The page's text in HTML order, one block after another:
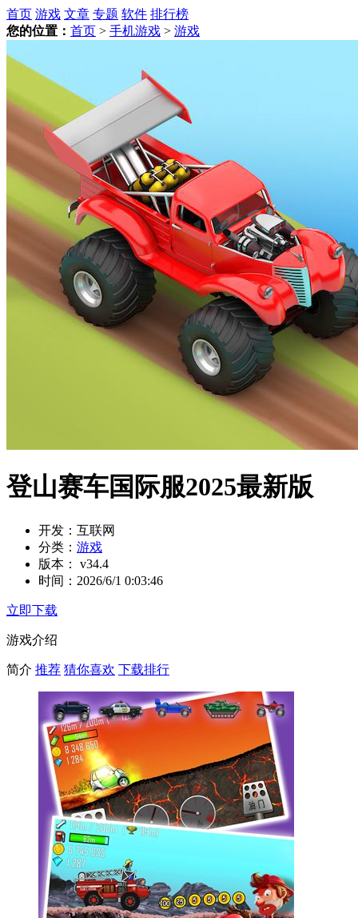
首页 游戏 文章 专题 软件 排行榜
您的位置： 首页 > 手机游戏 > 游戏
登山赛车国际服2025最新版
开发： 互联网
分类： 游戏
版本：
v34.4
时间： 2026/6/1 0:03:46
立即下载
游戏介绍
简介 推荐 猜你喜欢 下载排行